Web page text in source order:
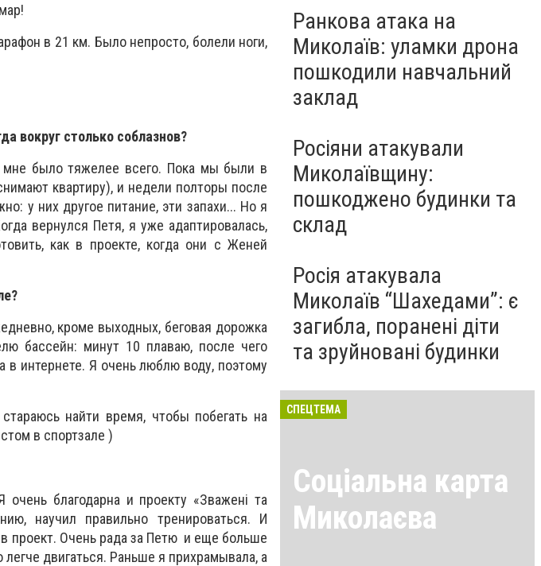
в 21 км. Было непросто, болели ноги,
вокруг столько соблазнов?
было тяжелее всего. Пока мы были в
квартиру), и недели полторы после
у них другое питание, эти запахи... Но я
вернулся Петя, я уже адаптировалась,
как в проекте, когда они с Женей
кроме выходных, беговая дорожка
бассейн: минут 10 плаваю, после чего
интернете. Я очень люблю воду, поэтому
найти время, чтобы побегать на
в спортзале )
благодарна и проекту «Зважені та
научил правильно тренироваться. И
проект. Очень рада за Петю и еще больше
двигаться. Раньше я прихрамывала, а
Ранкова атака на
Миколаїв: уламки дрона
пошкодили навчальний
заклад
Росіяни атакували
Миколаївщину:
пошкоджено будинки та
склад
Росія атакувала
Миколаїв “Шахедами”: є
загибла, поранені діти
та зруйновані будинки
СПЕЦТЕМА
Соціальна карта
Миколаєва